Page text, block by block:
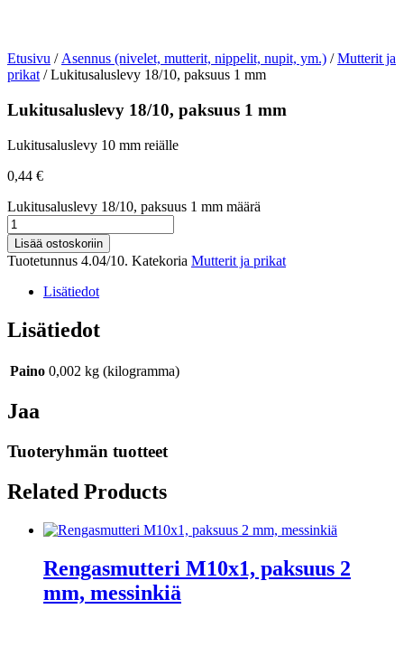
Etusivu / Asennus (nivelet, mutterit, nippelit, nupit, ym.) /Mutterit ja
prikat / Lukitusaluslevy 18/10, paksuus 1 mm
Lukitusaluslevy 18/10, paksuus 1 mm
Lukitusaluslevy 10 mm reiälle
0,44 €
Lukitusaluslevy 18/10, paksuus 1 mm määrä
Lisää ostoskoriin
Tuotetunnus 4.04/10. Katekoria Mutterit ja prikat
Lisätiedot
Lisätiedot
Paino 0,002 kg (kilogramma)
Jaa
Tuoteryhmän tuotteet
Related Products
Rengasmutteri M10x1, paksuus 2
mm, messinkiä